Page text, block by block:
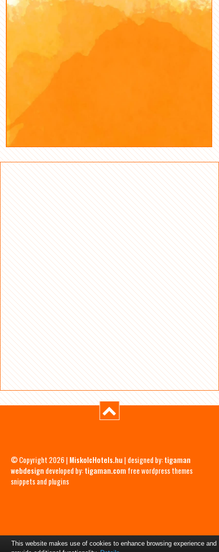
© Copyright 2026 | MiskolcHotels.hu | designed by:tigaman
webdesign developed by:tigaman.com free wordpress themes
snippets and plugins
This website makes use of cookies to enhance browsing experience and